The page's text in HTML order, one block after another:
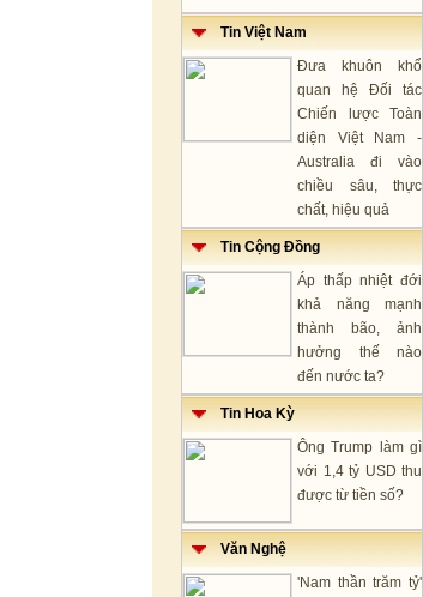
Tin Việt Nam
Đưa khuôn khổ
quan hệ Đối tác
Chiến lược Toàn
diện Việt Nam -
Australia đi vào
chiều sâu, thực
chất, hiệu quả
Tin Cộng Đồng
Áp thấp nhiệt đới
khả năng mạnh
thành bão, ảnh
hưởng thế nào
đến nước ta?
Tin Hoa Kỳ
Ông Trump làm gì
với 1,4 tỷ USD thu
được từ tiền số?
Văn Nghệ
'Nam thần trăm tỷ'